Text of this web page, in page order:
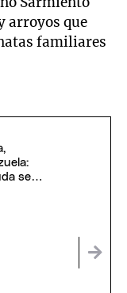
arroyos que
familiares
se